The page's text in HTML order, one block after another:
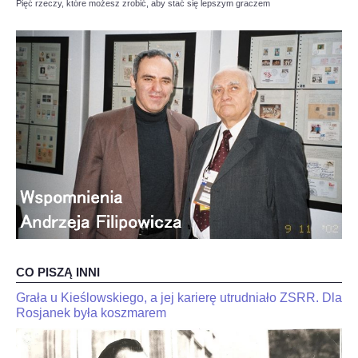
OPINIE, KONTROWERSJE
POLITYKA
FILMIKI
Z ARCHIWUM
SZACHIŚCI
ZDJĘCIA
Z KALENDARZA
Pięć rzeczy, które możesz zrobić, aby stać się lepszym graczem
CO PISZĄ INNI
JaJan-
Krzysztof
Duda
dla
interia.n-
"Kariakin
jest
skończony".
Trener
Grała u Kieślowskiego, a jej karierę utrudniało ZSRR. Dla
Rosjanek była koszmarem